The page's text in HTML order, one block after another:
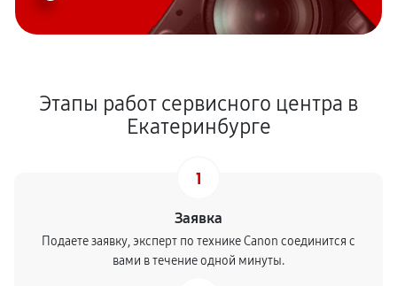
Этапы работ сервисного центра в
Екатеринбурге
1
Заявка
Подаете заявку, эксперт по технике Canon соединится с
вами в течение одной минуты.